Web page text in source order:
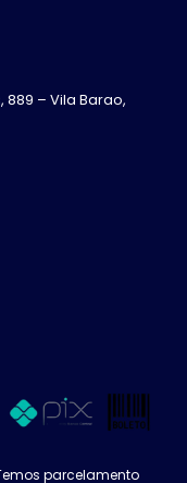
889 – Vila Barao,
parcelamento